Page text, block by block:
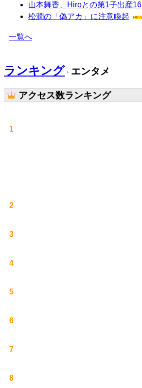
山本舞香、Hiroとの第1子出産16
松潤の「偽アカ」に注意喚起
一覧へ
ランキング エンタメ
アクセス数ランキング
1
2
3
4
5
6
7
8